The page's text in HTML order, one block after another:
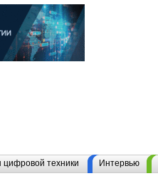
цифровой техники Интервью